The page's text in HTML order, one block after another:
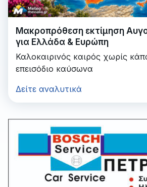
Μακροπρόθεση εκτίμηση
για Ελλάδα & Ευρώπη
Καλοκαιρινός καιρός χωρίς
επεισόδιο καύσωνα
Δείτε αναλυτικά